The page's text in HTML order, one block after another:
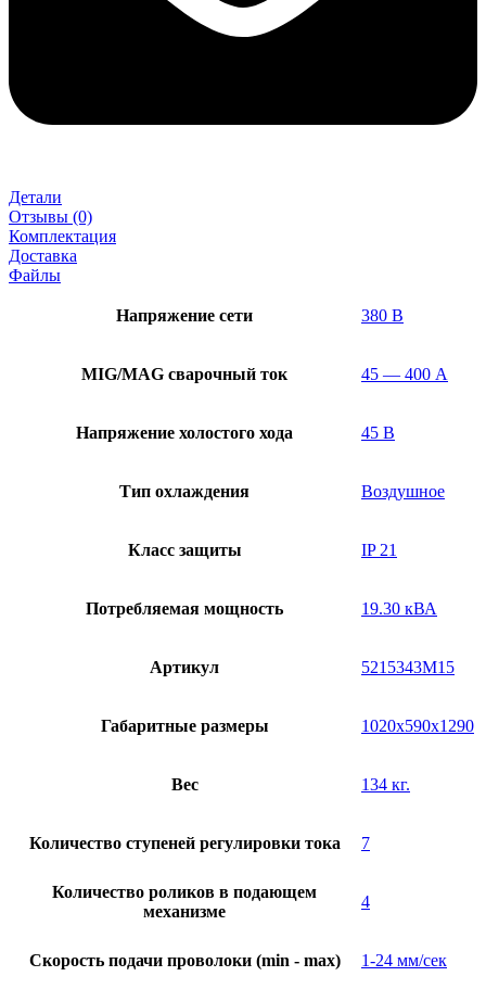
Детали
Отзывы (0)
Комплектация
Доставка
Файлы
Напряжение сети 380 В
MIG/MAG cварочный ток 45 — 400 А
Напряжение холостого хода 45 В
Тип охлаждения Воздушное
Класс защиты IP 21
Потребляемая мощность 19.30 кВА
Артикул 5215343M15
Габаритные размеры 1020x590x1290
Вес 134 кг.
Количество ступеней регулировки тока 7
Количество роликов в подающем
механизме
4
Скорость подачи проволоки (min - max) 1-24 мм/сек